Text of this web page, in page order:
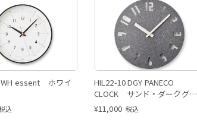
WH essent ホワイ
込
HIL22-10 DGY PANECO
CLOCK サンド・ダークグレ
ー・ナンバー
¥11,000 税込